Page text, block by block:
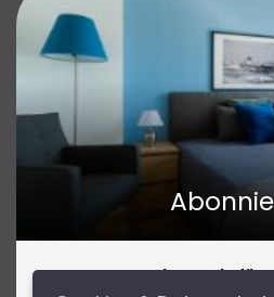
Abonnieren Sie für